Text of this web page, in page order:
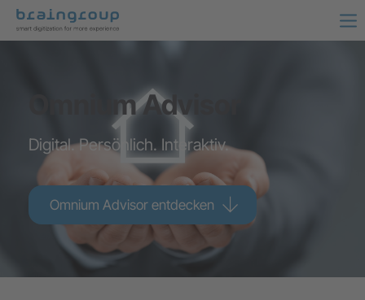
Omnium Advisor
Digital. Persönlich. Interaktiv.
Omnium Advisor entdecken